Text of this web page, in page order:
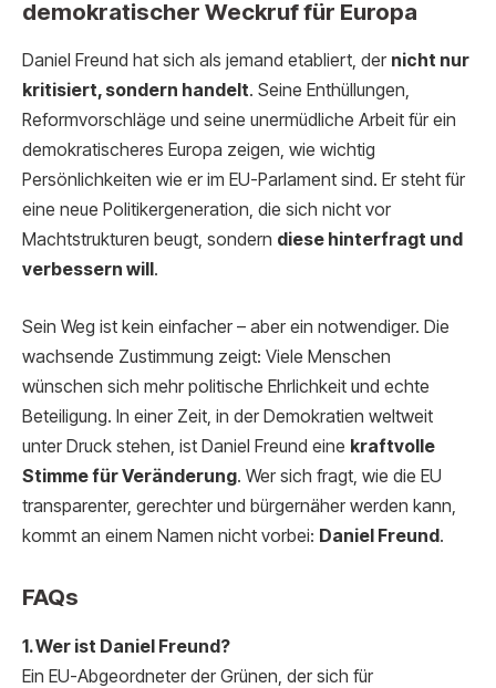
demokratischer Weckruf für Europa
Daniel Freund hat sich als jemand etabliert, der nicht nur
kritisiert, sondern handelt. Seine Enthüllungen,
Reformvorschläge und seine unermüdliche Arbeit für ein
demokratischeres Europa zeigen, wie wichtig
Persönlichkeiten wie er im EU-Parlament sind. Er steht für
eine neue Politikergeneration, die sich nicht vor
Machtstrukturen beugt, sondern diese hinterfragt und
verbessern will .
Sein Weg ist kein einfacher – aber ein notwendiger. Die
wachsende Zustimmung zeigt: Viele Menschen
wünschen sich mehr politische Ehrlichkeit und echte
Beteiligung. In einer Zeit, in der Demokratien weltweit
unter Druck stehen, ist Daniel Freund eine kraftvolle
Stimme für Veränderung. Wer sich fragt, wie die EU
transparenter, gerechter und bürgernäher werden kann,
kommt an einem Namen nicht vorbei: Daniel Freund.
FAQs
1. Wer ist Daniel Freund?
Ein EU-Abgeordneter der Grünen, der sich für